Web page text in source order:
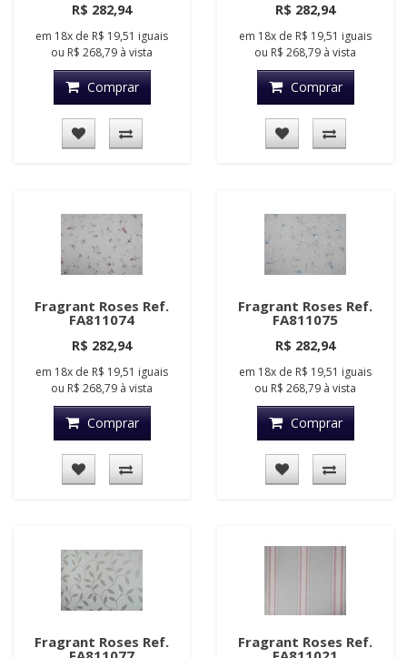
R$ 282,94
em 18x de R$ 19,51 iguais
ou R$ 268,79 à vista
Comprar
R$ 282,94
em 18x de R$ 19,51 iguais
ou R$ 268,79 à vista
Comprar
Fragrant Roses Ref.
FA811074
R$ 282,94
em 18x de R$ 19,51 iguais
ou R$ 268,79 à vista
Comprar
Fragrant Roses Ref.
FA811075
R$ 282,94
em 18x de R$ 19,51 iguais
ou R$ 268,79 à vista
Comprar
Fragrant Roses Ref. Fragrant Roses Ref.